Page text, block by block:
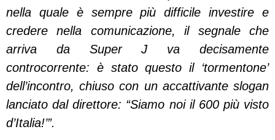
nella quale è sempre più difficile investire e
credere nella comunicazione, il segnale che
arriva da Super J va decisamente
controcorrente: è stato questo il ‘tormentone’
dell’incontro, chiuso con un accattivante slogan
lanciato dal direttore: “Siamo noi il 600 più visto
d’Italia!’”.